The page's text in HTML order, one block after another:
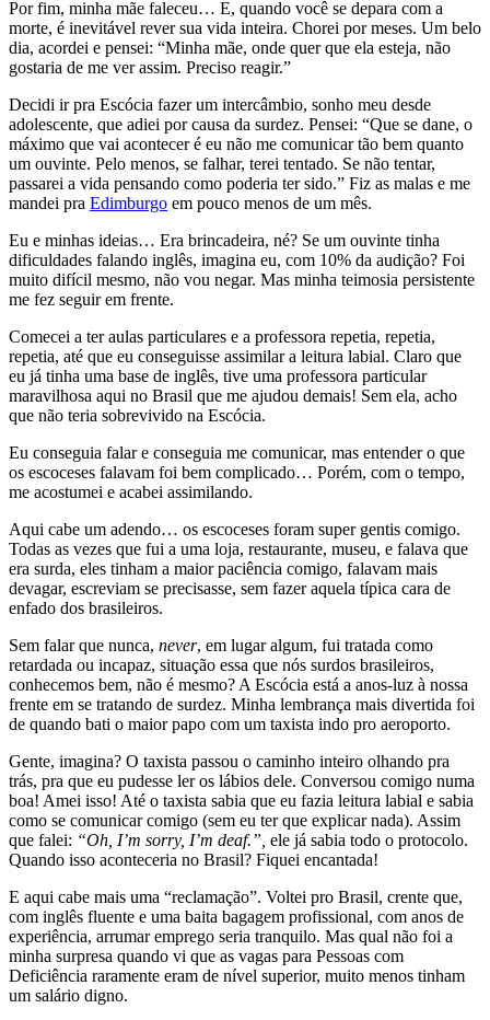
Por fim, minha mãe faleceu… E, quando você se depara com a
morte, é inevitável rever sua vida inteira. Chorei por meses. Um belo
dia, acordei e pensei: “Minha mãe, onde quer que ela esteja, não
gostaria de me ver assim. Preciso reagir.”
Decidi ir pra Escócia fazer um intercâmbio, sonho meu desde
adolescente, que adiei por causa da surdez. Pensei: “Que se dane, o
máximo que vai acontecer é eu não me comunicar tão bem quanto
um ouvinte. Pelo menos, se falhar, terei tentado. Se não tentar,
passarei a vida pensando como poderia ter sido.” Fiz as malas e me
mandei pra Edimburgo em pouco menos de um mês.
Eu e minhas ideias… Era brincadeira, né? Se um ouvinte tinha
dificuldades falando inglês, imagina eu, com 10% da audição? Foi
muito difícil mesmo, não vou negar. Mas minha teimosia persistente
me fez seguir em frente.
Comecei a ter aulas particulares e a professora repetia, repetia,
repetia, até que eu conseguisse assimilar a leitura labial. Claro que
eu já tinha uma base de inglês, tive uma professora particular
maravilhosa aqui no Brasil que me ajudou demais! Sem ela, acho
que não teria sobrevivido na Escócia.
Eu conseguia falar e conseguia me comunicar, mas entender o que
os escoceses falavam foi bem complicado… Porém, com o tempo,
me acostumei e acabei assimilando.
Aqui cabe um adendo… os escoceses foram super gentis comigo.
Todas as vezes que fui a uma loja, restaurante, museu, e falava que
era surda, eles tinham a maior paciência comigo, falavam mais
devagar, escreviam se precisasse, sem fazer aquela típica cara de
enfado dos brasileiros.
Sem falar que nunca, never, em lugar algum, fui tratada como
retardada ou incapaz, situação essa que nós surdos brasileiros,
conhecemos bem, não é mesmo? A Escócia está a anos-luz à nossa
frente em se tratando de surdez. Minha lembrança mais divertida foi
de quando bati o maior papo com um taxista indo pro aeroporto.
Gente, imagina? O taxista passou o caminho inteiro olhando pra
trás, pra que eu pudesse ler os lábios dele. Conversou comigo numa
boa! Amei isso! Até o taxista sabia que eu fazia leitura labial e sabia
como se comunicar comigo (sem eu ter que explicar nada). Assim
que falei: “Oh, I’m sorry, I’m deaf.”, ele já sabia todo o protocolo.
Quando isso aconteceria no Brasil? Fiquei encantada!
E aqui cabe mais uma “reclamação”. Voltei pro Brasil, crente que,
com inglês fluente e uma baita bagagem profissional, com anos de
experiência, arrumar emprego seria tranquilo. Mas qual não foi a
minha surpresa quando vi que as vagas para Pessoas com
Deficiência raramente eram de nível superior, muito menos tinham
um salário digno.